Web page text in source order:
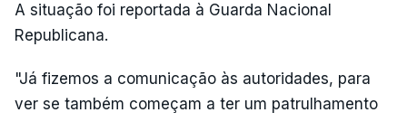
A situação foi reportada à Guarda Nacional
Republicana.
"Já fizemos a comunicação às autoridades, para
ver se também começam a ter um patrulhamento